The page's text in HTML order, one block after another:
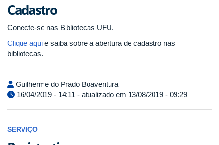
Cadastro
Conecte-se nas Bibliotecas UFU.
Clique aqui e saiba sobre a abertura de cadastro nas
bibliotecas.
Guilherme do Prado Boaventura
16/04/2019 - 14:11 - atualizado em 13/08/2019 - 09:29
SERVIÇO